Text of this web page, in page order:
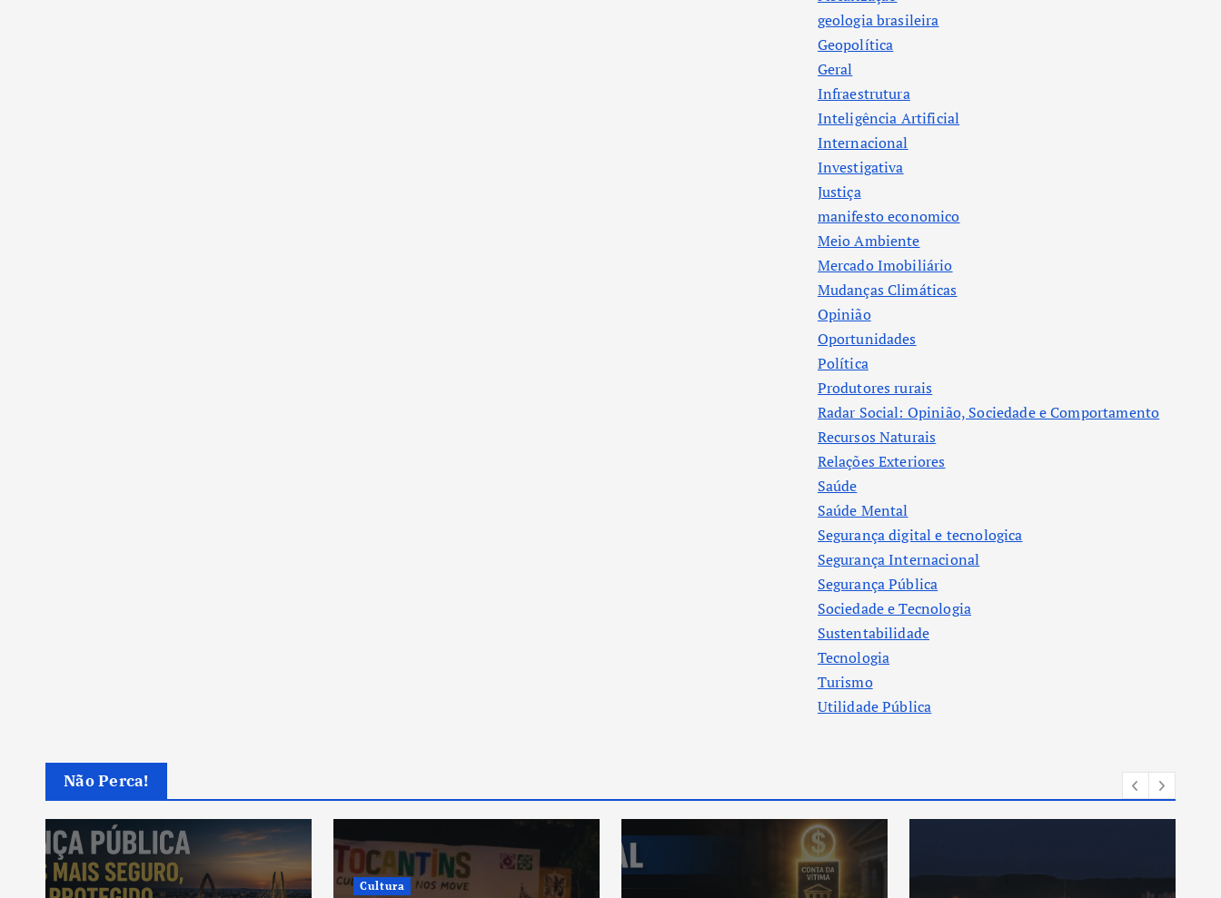
geologia brasileira
Geopolítica
Geral
Infraestrutura
Inteligência Artificial
Internacional
Investigativa
Justiça
manifesto economico
Meio Ambiente
Mercado Imobiliário
Mudanças Climáticas
Opinião
Oportunidades
Política
Produtores rurais
Radar Social: Opinião, Sociedade e Comportamento
Recursos Naturais
Relações Exteriores
Saúde
Saúde Mental
Segurança digital e tecnologica
Segurança Internacional
Segurança Pública
Sociedade e Tecnologia
Sustentabilidade
Tecnologia
Turismo
Utilidade Pública
Não Perca!
Cultura